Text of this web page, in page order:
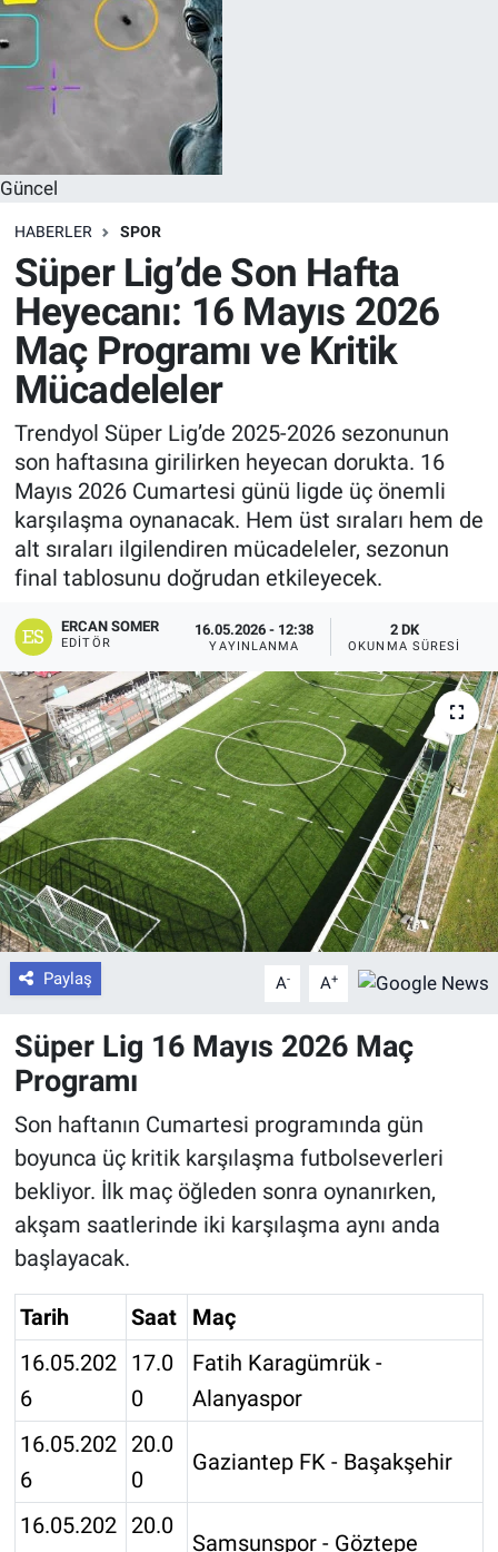
Güncel
HABERLER SPOR
Süper Lig’de Son Hafta
Heyecanı: 16 Mayıs 2026
Maç Programı ve Kritik
Mücadeleler
Trendyol Süper Lig’de 2025-2026 sezonunun
son haftasına girilirken heyecan dorukta. 16
Mayıs 2026 Cumartesi günü ligde üç önemli
karşılaşma oynanacak. Hem üst sıraları hem de
alt sıraları ilgilendiren mücadeleler, sezonun
final tablosunu doğrudan etkileyecek.
ERCAN SOMER
EDITÖR
16.05.2026 - 12:38
YAYINLANMA
2 DK
OKUNMA SÜRESI
Paylaş A- A+
Süper Lig 16 Mayıs 2026 Maç
Programı
Son haftanın Cumartesi programında gün
boyunca üç kritik karşılaşma futbolseverleri
bekliyor. İlk maç öğleden sonra oynanırken,
akşam saatlerinde iki karşılaşma aynı anda
başlayacak.
Tarih Saat
Maç
16.05.202
6
17.0
0
Fatih Karagümrük -
Alanyaspor
16.05.202
6
20.0
0
Gaziantep FK - Başakşehir
16.05.202 20.0
Samsunspor - Göztepe